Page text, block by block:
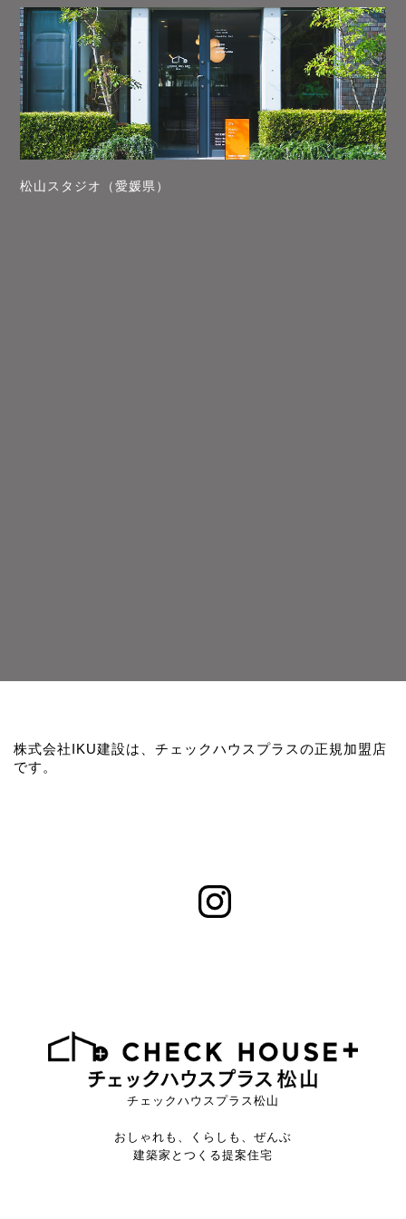
松山スタジオ（愛媛県）
株式会社IKU建設は、チェックハウスプラスの正規加盟店
です。
チェックハウスプラス松山
おしゃれも、くらしも、ぜんぶ
建築家とつくる提案住宅